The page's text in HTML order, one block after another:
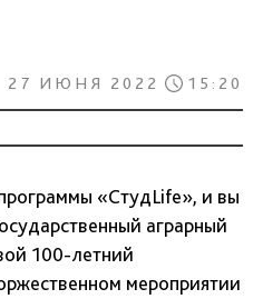
27 ИЮНЯ 2022 15:20
«СтудLife», и вы
аграрный
100-летний
мероприятии